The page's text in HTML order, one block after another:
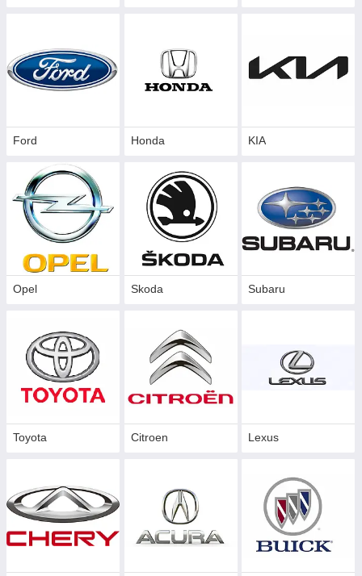
Ford Honda KIA
Opel Skoda Subaru
Toyota Citroen Lexus